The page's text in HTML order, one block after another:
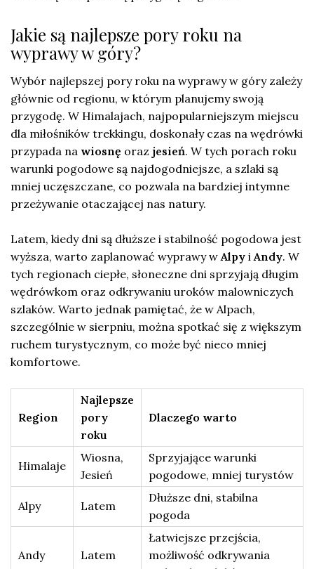
Jakie są najlepsze pory roku na
wyprawy w góry?
Wybór najlepszej pory roku na wyprawy w góry zależy
głównie od regionu, w którym planujemy swoją
przygodę. W Himalajach, najpopularniejszym miejscu
dla miłośników trekkingu, doskonały czas na wędrówki
przypada na wiosnę oraz jesień. W tych porach roku
warunki pogodowe są najdogodniejsze, a szlaki są
mniej uczęszczane, co pozwala na bardziej intymne
przeżywanie otaczającej nas natury.
Latem, kiedy dni są dłuższe i stabilność pogodowa jest
wyższa, warto zaplanować wyprawy w Alpy i Andy. W
tych regionach ciepłe, słoneczne dni sprzyjają długim
wędrówkom oraz odkrywaniu uroków malowniczych
szlaków. Warto jednak pamiętać, że w Alpach,
szczególnie w sierpniu, można spotkać się z większym
ruchem turystycznym, co może być nieco mniej
komfortowe.
Region
Najlepsze
pory
roku
Dlaczego warto
Himalaje
Wiosna,
Jesień
Sprzyjające warunki
pogodowe, mniej turystów
Alpy Latem
Dłuższe dni, stabilna
pogoda
Andy Latem
Łatwiejsze przejścia,
możliwość odkrywania